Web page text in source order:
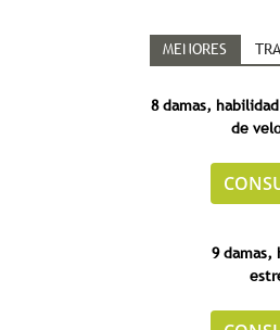
MENORES
8 damas, habilidad
de
9 damas,